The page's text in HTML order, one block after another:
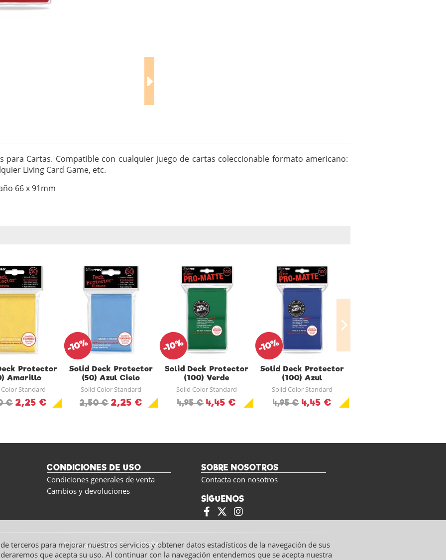
para Cartas. Compatible con cualquier juego de cartas coleccionable formato americano:
Living Card Game, etc.
66 x 91mm
Protector
Amarillo
Standard
€ 2,25 €
Solid Deck Protector
(50) Azul Cielo
Solid Color Standard
2,50 € 2,25 €
-10%
Solid Deck Protector
(100) Verde
Solid Color Standard
4,95 € 4,45 €
-10%
Solid Deck Protector
(100) Azul
Solid Color Standard
4,95 € 4,45 €
-10%
terceros para mejorar nuestros servicios y obtener datos estadísticos de la navegación de sus
que acepta su uso. Al continuar con la navegación entendemos que se acepta nuestra
CONDICIONES DE USO
Condiciones generales de venta
Cambios y devoluciones
SOBRE NOSOTROS
Contacta con nosotros
SÍGUENOS
C/ Polseguera 5BIS, Pego, ESPAÑA